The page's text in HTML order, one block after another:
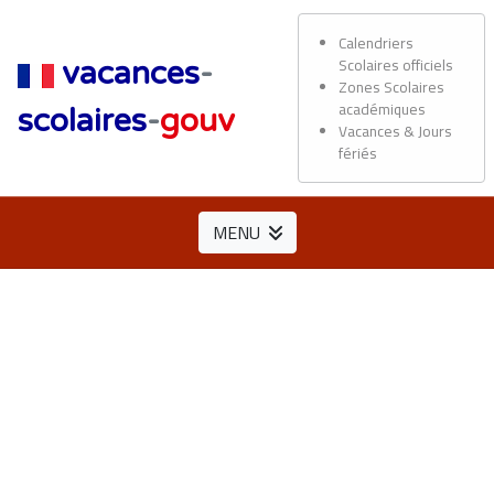
vacances-
scolaires-gouv
Calendriers
Scolaires officiels
Zones Scolaires
académiques
Vacances & Jours
fériés
MENU